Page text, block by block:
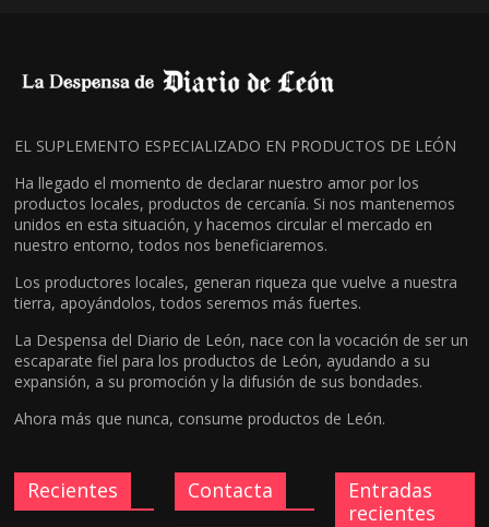
EL SUPLEMENTO ESPECIALIZADO EN PRODUCTOS DE LEÓN
Ha llegado el momento de declarar nuestro amor por los
productos locales, productos de cercanía. Si nos mantenemos
unidos en esta situación, y hacemos circular el mercado en
nuestro entorno, todos nos beneficiaremos.
Los productores locales, generan riqueza que vuelve a nuestra
tierra, apoyándolos, todos seremos más fuertes.
La Despensa del Diario de León, nace con la vocación de ser un
escaparate fiel para los productos de León, ayudando a su
expansión, a su promoción y la difusión de sus bondades.
Ahora más que nunca, consume productos de León.
Recientes Contacta
Entradas
recientes